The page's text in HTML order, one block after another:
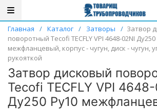
Главная / Каталог / Затворы / Затвор
поворотный Tecofi TECFLY VPI 4648-02NI
межфланцевый, корпус - чугун, диск - чугун,
рукояткой
Затвор дисковый
Tecofi TECFLY VPI
Ду250 Ру10